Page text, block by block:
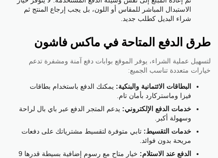
الاستبدال المباشر للمقاس أو اللون، بل يجب إرجاع المنتج ثم
شراء البديل كطلب جديد.
طرق الدفع المتاحة في ماكس فاشون
لتسهيل عملية الشراء، يوفر الموقع بوابات دفع آمنة ومشفرة تدعم
خيارات متعددة تناسب الجميع:
البطاقات الائتمانية والبنكية: يمكنك الدفع باستخدام بطاقات
فيزا وماستركارد بأمان تام.
خدمات الدفع الإلكتروني: يدعم المتجر الدفع عبر باي بال لراحة
وسهولة أكبر.
خدمات التقسيط: تابي متوفرة لتقسيط مشترياتك على دفعات
مريحة بدون فوائد.
الدفع عند الاستلام:
خيار متاح مع رسوم إضافية بسيطة قدرها 9